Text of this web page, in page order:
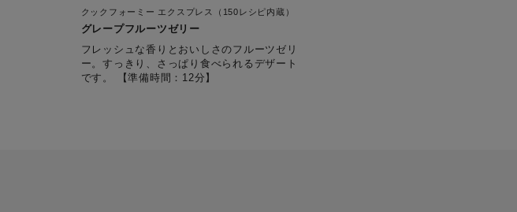
クックフォーミー エクスプレス（150レシピ内蔵）
グレープフルーツゼリー
フレッシュな香りとおいしさのフルーツゼリ
ー。すっきり、さっぱり食べられるデザート
です。 【準備時間：12分】